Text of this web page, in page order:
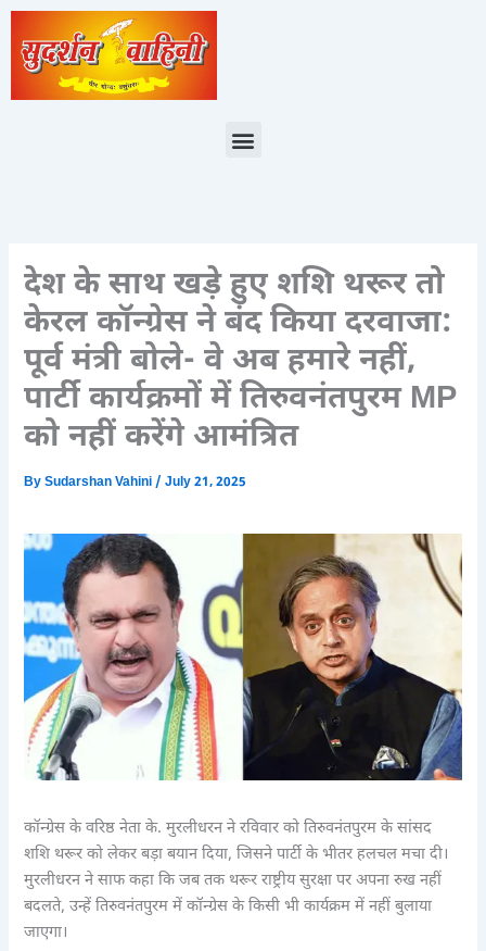
Skip
content
Menu
देश के साथ खड़े हुए शशि थरूर तो
केरल कॉन्ग्रेस ने बंद किया दरवाजा:
पूर्व मंत्री बोले- वे अब हमारे नहीं,
पार्टी कार्यक्रमों में तिरुवनंतपुरम MP
को नहीं करेंगे आमंत्रित
BySudarshan Vahini/July 21, 2025
कॉन्ग्रेस के वरिष्ठ नेता के. मुरलीधरन ने रविवार को तिरुवनंतपुरम के सांसद
शशि थरूर को लेकर बड़ा बयान दिया, जिसने पार्टी के भीतर हलचल मचा दी।
मुरलीधरन ने साफ कहा कि जब तक थरूर राष्ट्रीय सुरक्षा पर अपना रुख नहीं
बदलते, उन्हें तिरुवनंतपुरम में कॉन्ग्रेस के किसी भी कार्यक्रम में नहीं बुलाया
जाएगा।